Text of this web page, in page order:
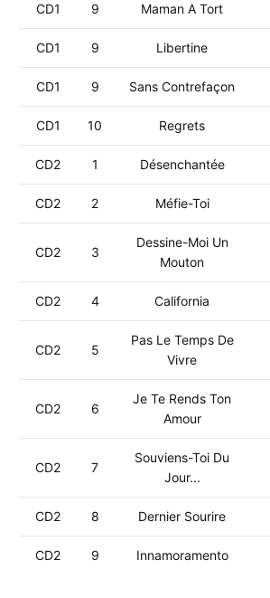
CD1 9 Maman A Tort
CD1 9 Libertine
CD1 9 Sans Contrefaçon
CD1 10 Regrets
CD2 1 Désenchantée
CD2 2 Méfie-Toi
CD2 3
Dessine-Moi Un
Mouton
CD2 4 California
CD2 5
Pas Le Temps De
Vivre
CD2 6
Je Te Rends Ton
Amour
CD2 7
Souviens-Toi Du
Jour...
CD2 8 Dernier Sourire
CD2 9 Innamoramento